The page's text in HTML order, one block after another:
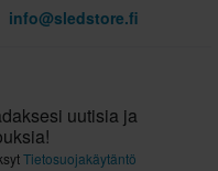
info@sledstore.fi
uutisia ja
Tietosuojakäytäntö